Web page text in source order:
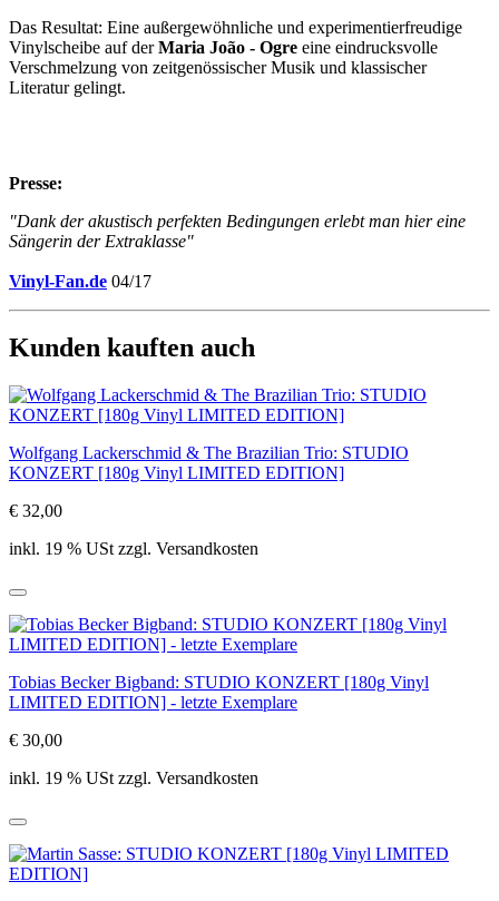
Das Resultat: Eine außergewöhnliche und experimentierfreudige
Vinylscheibe auf derMaria João - Ogre eine eindrucksvolle
Verschmelzung von zeitgenössischer Musik und klassischer
Literatur gelingt.
Presse:
"Dank der akustisch perfekten Bedingungen erlebt man hier eine
Sängerin der Extraklasse"
Vinyl-Fan.de 04/17
Kunden kauften auch
Wolfgang Lackerschmid & The Brazilian Trio: STUDIO
KONZERT [180g Vinyl LIMITED EDITION]
€ 32,00
inkl. 19 % USt zzgl. Versandkosten
Tobias Becker Bigband: STUDIO KONZERT [180g Vinyl
LIMITED EDITION] - letzte Exemplare
€ 30,00
inkl. 19 % USt zzgl. Versandkosten